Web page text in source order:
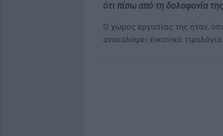
ότι πίσω από τη δολοφονία
Ο χώρος εργασίας της ήταν,
ανακαλύψει εικονικά